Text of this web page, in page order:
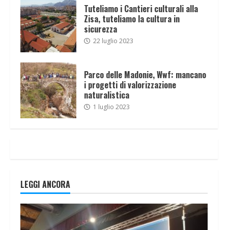
Tuteliamo i Cantieri culturali alla
Zisa, tuteliamo la cultura in
sicurezza
22 luglio 2023
Parco delle Madonie, Wwf: mancano
i progetti di valorizzazione
naturalistica
1 luglio 2023
LEGGI ANCORA